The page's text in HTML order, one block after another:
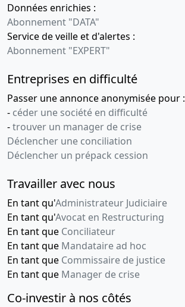
Données enrichies :
Abonnement "DATA"
Service de veille et d'alertes :
Abonnement "EXPERT"
Entreprises en difficulté
Passer une annonce anonymisée pour :
- céder une société en difficulté
-trouver un manager de crise
Déclencher une conciliation
Déclencher un prépack cession
Travailler avec nous
En tant qu'Administrateur Judiciaire
En tant qu'Avocat en Restructuring
En tant que Conciliateur
En tant que Mandataire ad hoc
En tant que Commissaire de justice
En tant que Manager de crise
Co-investir à nos côtés